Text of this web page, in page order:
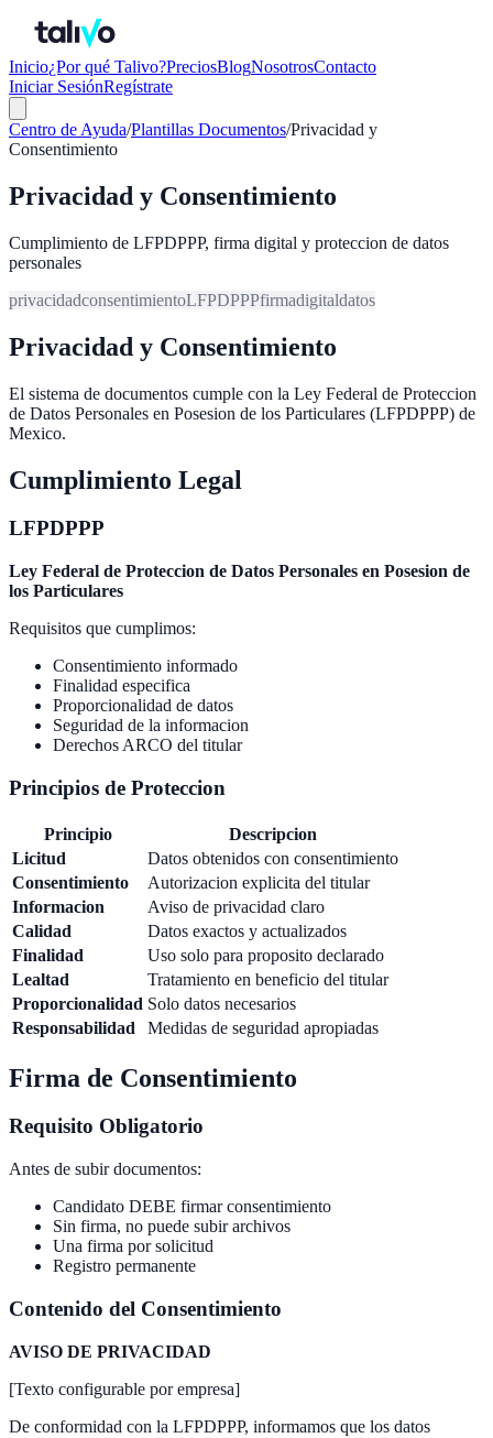
Inicio¿Por qué Talivo?PreciosBlogNosotrosContacto
Iniciar SesiónRegístrate
Centro de Ayuda/Plantillas Documentos/Privacidad y
Consentimiento
Privacidad y Consentimiento
Cumplimiento de LFPDPPP, firma digital y proteccion de datos
personales
privacidadconsentimientoLFPDPPPfirmadigitaldatos
Privacidad y Consentimiento
El sistema de documentos cumple con la Ley Federal de Proteccion
de Datos Personales en Posesion de los Particulares (LFPDPPP) de
Mexico.
Cumplimiento Legal
LFPDPPP
Ley Federal de Proteccion de Datos Personales en Posesion de
los Particulares
Requisitos que cumplimos:
Consentimiento informado
Finalidad especifica
Proporcionalidad de datos
Seguridad de la informacion
Derechos ARCO del titular
Principios de Proteccion
Principio
Descripcion
Licitud
Datos obtenidos con consentimiento
Consentimiento
Autorizacion explicita del titular
Informacion
Aviso de privacidad claro
Calidad
Datos exactos y actualizados
Finalidad
Uso solo para proposito declarado
Lealtad
Tratamiento en beneficio del titular
Proporcionalidad Solo datos necesarios
Responsabilidad
Medidas de seguridad apropiadas
Firma de Consentimiento
Requisito Obligatorio
Antes de subir documentos:
Candidato DEBE firmar consentimiento
Sin firma, no puede subir archivos
Una firma por solicitud
Registro permanente
Contenido del Consentimiento
AVISO DE PRIVACIDAD
[Texto configurable por empresa]
De conformidad con la LFPDPPP, informamos que los datos